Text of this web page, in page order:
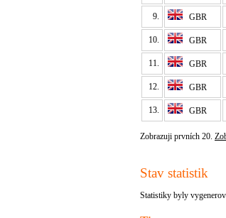
9. GBR
10. GBR
11. GBR
12. GBR
13. GBR
Zobrazuji prvních 20.
Stav statistik
Statistiky byly